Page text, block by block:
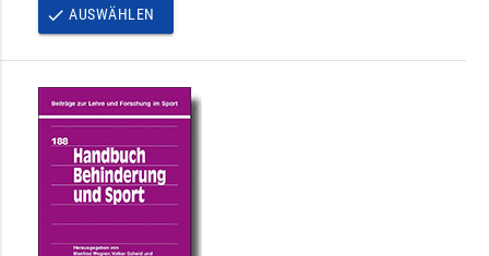
done AUSWÄHLEN